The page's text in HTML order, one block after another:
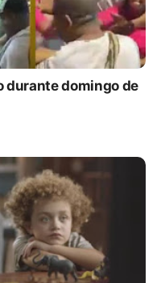
durante domingo de